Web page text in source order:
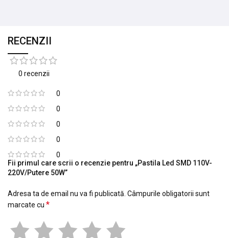
RECENZII
0 recenzii
0
0
0
0
0
Fii primul care scrii o recenzie pentru „Pastila Led SMD 110V-
220V/Putere 50W”
Adresa ta de email nu va fi publicată. Câmpurile obligatorii sunt
marcate cu *